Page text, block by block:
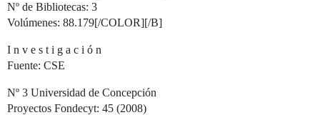
Nº de Bibliotecas: 3
Volúmenes: 88.179[/COLOR][/B]
I n v e s t i g a c i ó n
Fuente: CSE
Nº 3 Universidad de Concepción
Proyectos Fondecyt: 45 (2008)